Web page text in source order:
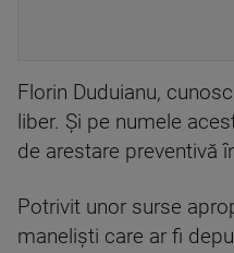
Florin Duduianu,
liber. Şi pe numele
de arestare preventivă
Potrivit unor surse
maneliști care ar fi